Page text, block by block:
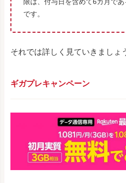
です。
それでは詳しく見ていきましょ
ギガプレキャンペーン